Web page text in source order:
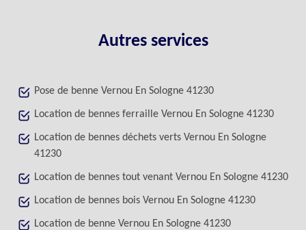
Autres services
Pose de benne Vernou En Sologne 41230
Location de bennes ferraille Vernou En Sologne 41230
Location de bennes déchets verts Vernou En Sologne
41230
Location de bennes tout venant Vernou En Sologne 41230
Location de bennes bois Vernou En Sologne 41230
Location de benne Vernou En Sologne 41230